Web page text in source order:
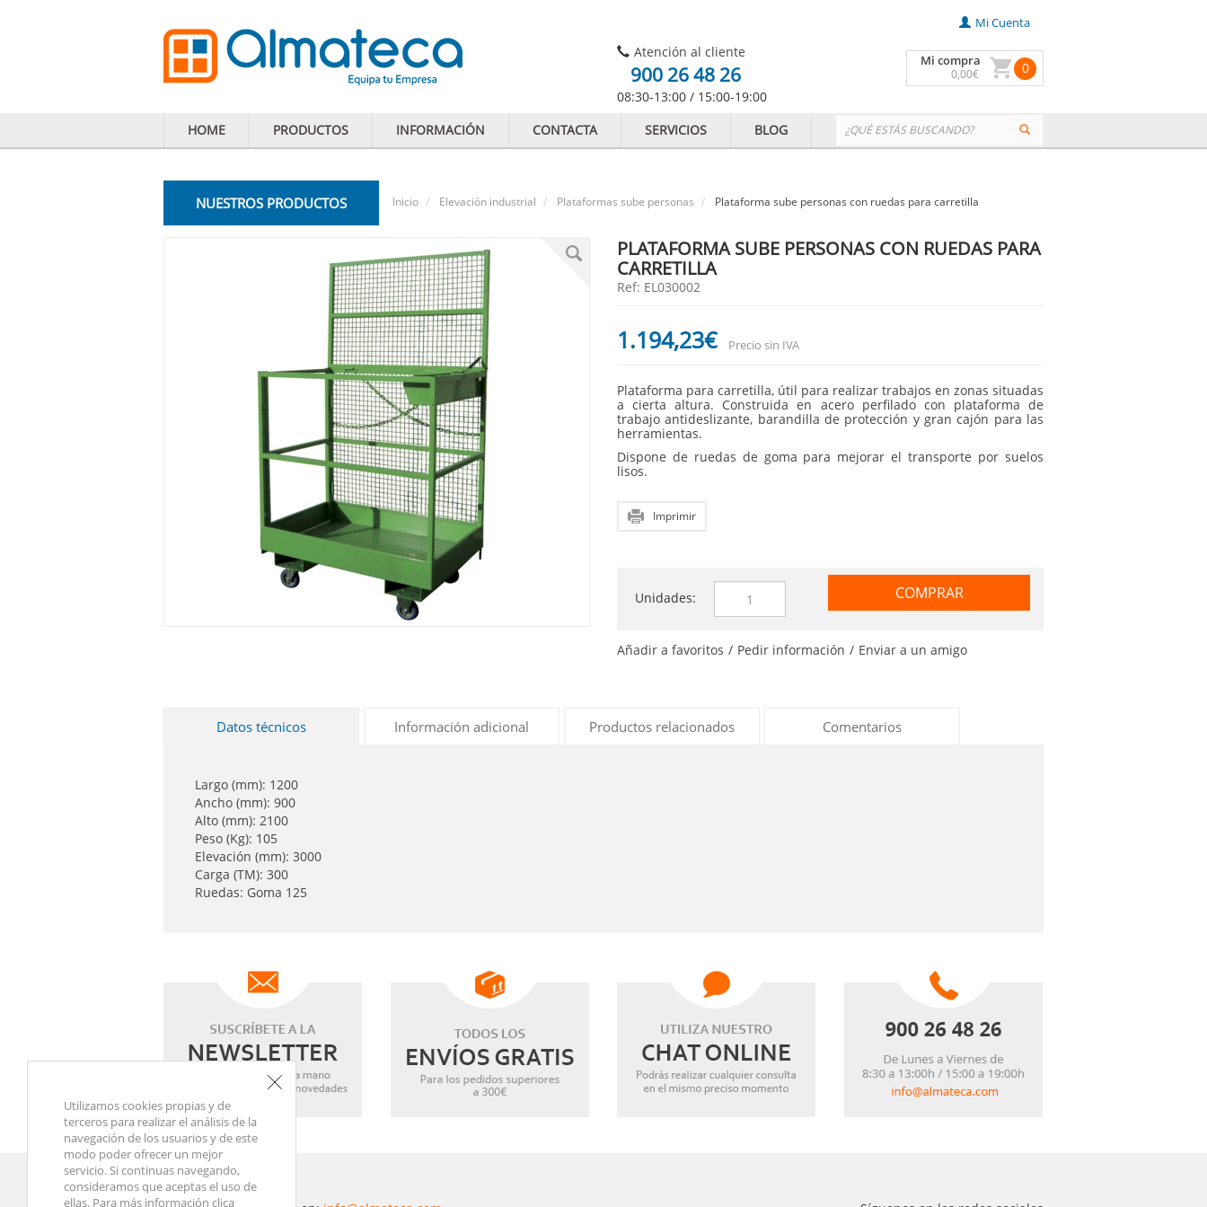
Atención al cliente
900 26 48 26
08:30-13:00 / 15:00-19:00
Mi Cuenta
Mi compra
0,00€ 0
HOME PRODUCTOS INFORMACIÓN CONTACTA SERVICIOS BLOG
NUESTROS PRODUCTOS Inicio Elevación industrial Plataformas sube personas Plataforma sube personas con ruedas para carretilla
PLATAFORMA SUBE PERSONAS CON RUEDAS PARA
CARRETILLA
Ref: EL030002
1.194,23€ Precio sin IVA
Plataforma para carretilla, útil para realizar trabajos en zonas situadas
a cierta altura. Construida en acero perfilado con plataforma de
trabajo antideslizante, barandilla de protección y gran cajón para las
herramientas.
Dispone de ruedas de goma para mejorar el transporte por suelos
lisos.
Imprimir
Unidades: COMPRAR
Añadir a favoritos / Pedir información / Enviar a un amigo
Datos técnicos Información adicional Productos relacionados Comentarios
Largo (mm): 1200
Ancho (mm): 900
Alto (mm): 2100
Peso (Kg): 105
Elevación (mm): 3000
Carga (TM): 300
Ruedas: Goma 125
Utilizamos cookies propias y de
terceros para realizar el análisis de la
navegación de los usuarios y de este
modo poder ofrecer un mejor
servicio. Si continuas navegando,
consideramos que aceptas el uso de
ellas. Para más información clica